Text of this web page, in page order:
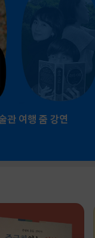
관 여행 줌 강연